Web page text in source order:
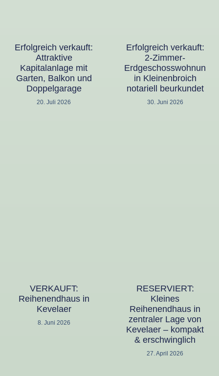
Erfolgreich verkauft:
Attraktive
Kapitalanlage mit
Garten, Balkon und
Doppelgarage
20. Juli 2026
Erfolgreich verkauft:
2-Zimmer-
Erdgeschosswohnung
in Kleinenbroich
notariell beurkundet
30. Juni 2026
VERKAUFT:
Reihenendhaus in
Kevelaer
8. Juni 2026
RESERVIERT:
Kleines
Reihenendhaus in
zentraler Lage von
Kevelaer – kompakt
& erschwinglich
27. April 2026